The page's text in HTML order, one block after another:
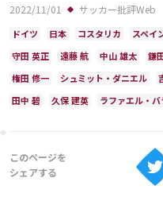
視聴方法
2022/11/01 サッカー批評Web
ドイツ 日本 コスタリカ スペイ
守田 英正
遠藤 航 中山 雄太 鎌
権田 修一
シュミット・ダニエル
田中 碧
久保 建英 ラファエル・バ